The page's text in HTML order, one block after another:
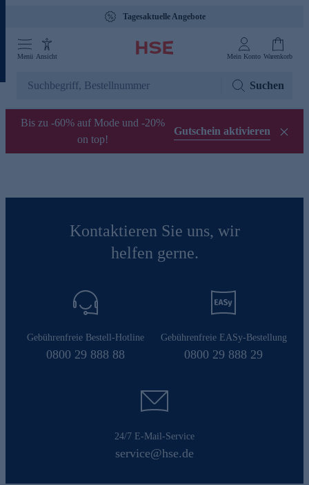
Tagesaktuelle Angebote
Menü Ansicht Mein Konto Warenkorb
Suchen
Bis zu -60% auf Mode und -20%
on top!
Gutschein aktivieren
Kontaktieren Sie uns, wir
helfen gerne.
Gebührenfreie Bestell-Hotline
0800 29 888 88
Gebührenfreie EASy-Bestellung
0800 29 888 29
24/7 E-Mail-Service
service@hse.de